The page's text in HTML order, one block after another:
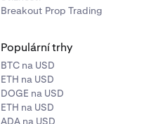
Breakout Prop Trading
Populární trhy
BTC na USD
ETH na USD
DOGE na USD
ETH na USD
ADA na USD